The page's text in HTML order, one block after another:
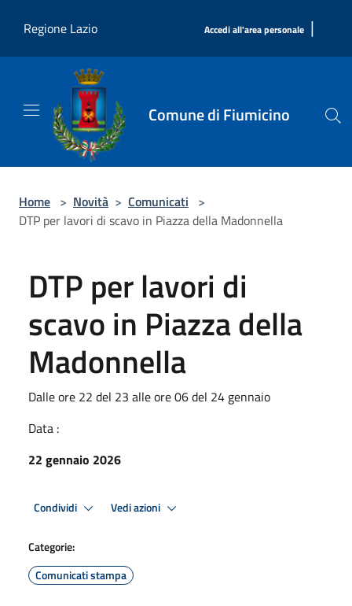
Regione Lazio
Accedi all'area personale |
Comune di Fiumicino
Home > Novità > Comunicati >
DTP per lavori di scavo in Piazza della Madonnella
DTP per lavori di
scavo in Piazza della
Madonnella
Dalle ore 22 del 23 alle ore 06 del 24 gennaio
Data :
22 gennaio 2026
Condividi Vedi azioni
Categorie:
Comunicati stampa